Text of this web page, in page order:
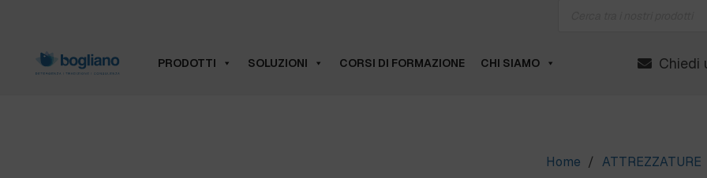
PRODOTTI SOLUZIONI CORSI DI FORMAZIONE CHI SIAMO Chiedi
Home / ATTREZZATURE